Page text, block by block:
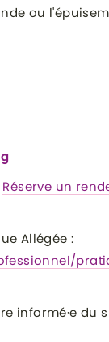
ou
Réserve un
Allégée :
informé·e du